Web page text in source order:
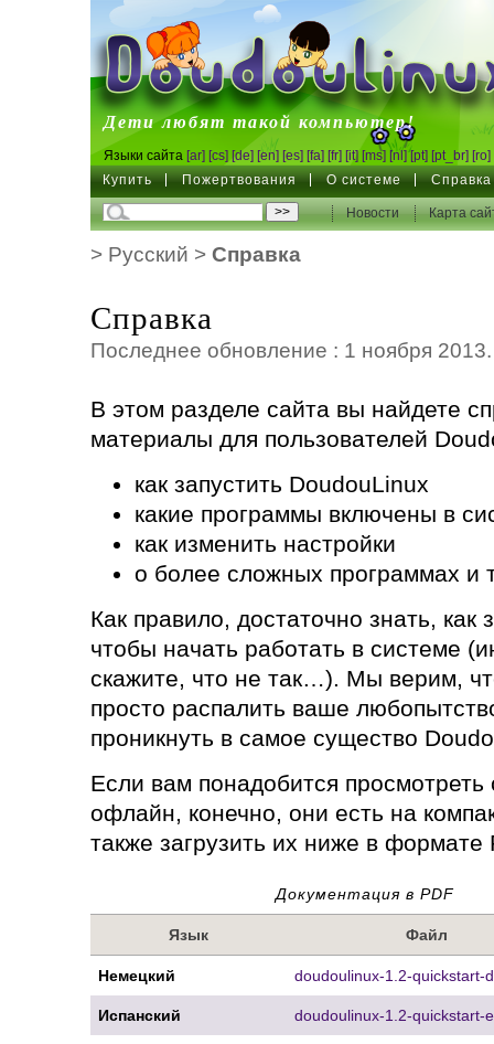
DoudouLinux
Дети любят такой компьютер!
Языки сайта [ar] [cs] [de] [en] [es] [fa] [fr] [it] [ms] [nl] [pt] [pt_br] [ro]
Купить Пожертвования О системе Справка
Новости Карта
> Русский > Справка
Справка
Последнее обновление : 1 ноября 2013.
В этом разделе сайта вы найдете
материалы для пользователей
как запустить DoudouLinux
какие программы включены в
как изменить настройки
о более сложных программах и
Как правило, достаточно знать, как
чтобы начать работать в системе
скажите, что не так…). Мы верим,
просто распалить ваше
проникнуть в самое существо
Если вам понадобится
офлайн, конечно, они есть на
также загрузить их ниже в формате
Документация в PDF
Язык Файл
Немецкий doudoulinux-1.2-quickstart-
Испанский doudoulinux-1.2-quickstart-